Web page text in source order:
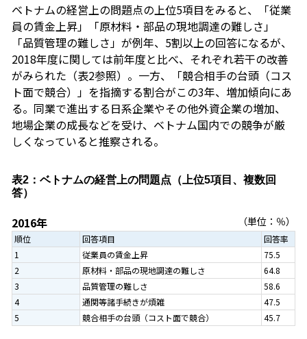
ベトナムの経営上の問題点の上位5項目をみると、「従業
員の賃金上昇」「原材料・部品の現地調達の難しさ」
「品質管理の難しさ」が例年、5割以上の回答になるが、
2018年度に関しては前年度と比べ、それぞれ若干の改善
がみられた（表2参照）。一方、「競合相手の台頭（コス
ト面で競合）」を指摘する割合がこの3年、増加傾向にあ
る。同業で進出する日系企業やその他外資企業の増加、
地場企業の成長などを受け、ベトナム国内での競争が厳
しくなっていると推察される。
表2：ベトナムの経営上の問題点（上位5項目、複数回
答）
2016年 （単位：％）
順位 回答項目
回答率
1
従業員の賃金上昇
75.5
2
原材料・部品の現地調達の難しさ
64.8
3
品質管理の難しさ
58.6
4
通関等諸手続きが煩雑
47.5
5
競合相手の台頭（コスト面で競合） 45.7